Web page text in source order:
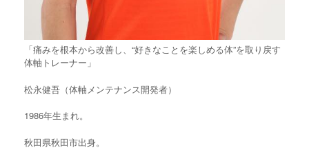
「痛みを根本から改善し、“好きなことを楽しめる体”を取り戻す
体軸トレーナー」
松永健吾（体軸メンテナンス開発者）
1986年生まれ。
秋田県秋田市出身。